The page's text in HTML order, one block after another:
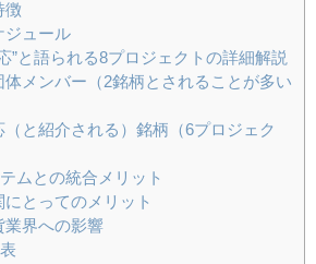
徴
ュール
”と語られる8プロジェクトの詳細解説
体メンバー（2銘柄とされることが多い
と紹介される）銘柄（6プロジェク
ムとの統合メリット
にとってのメリット
界への影響